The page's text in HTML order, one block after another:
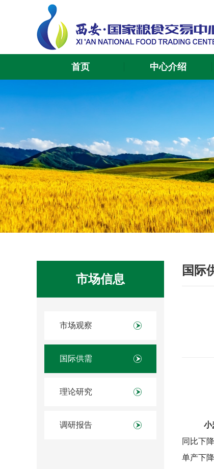
首页 中心介绍
市场信息
市场观察
国际供需
理论研究
调研报告
国际
小
同比下
单产下